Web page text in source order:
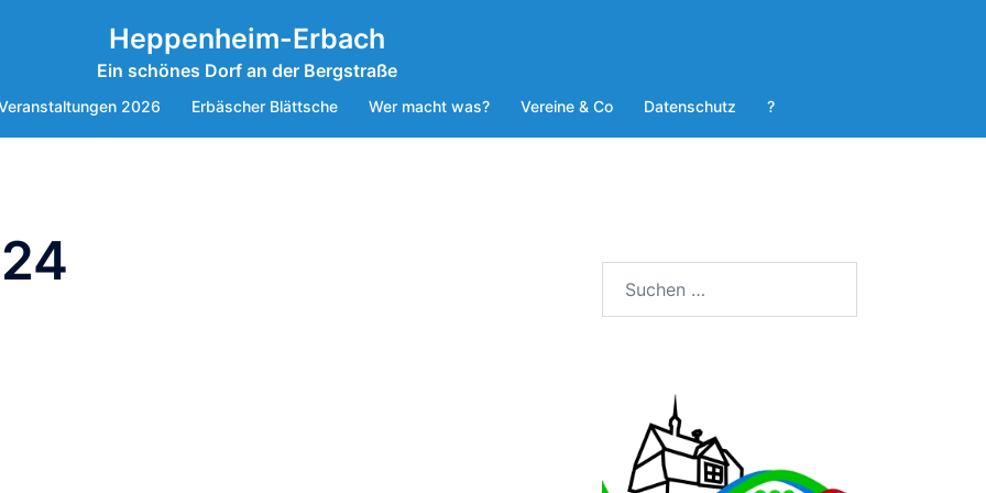
Heppenheim-Erbach
Ein schönes Dorf an der Bergstraße
2026 Erbäscher Blättsche Wer macht was? Vereine & Co Datenschutz ?
nach: